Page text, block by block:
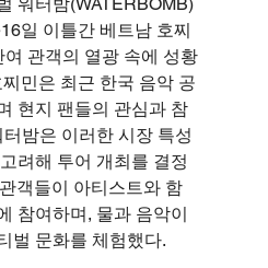
일 이틀간 베트남 호찌
관객의 열광 속에 성황
민은 최근 한국 음악 공
현지 팬들의 관심과 참
밤은 이러한 시장 특성
려해 투어 개최를 결정
객들이 아티스트와 함
참여하며, 물과 음악이
벌 문화를 체험했다.